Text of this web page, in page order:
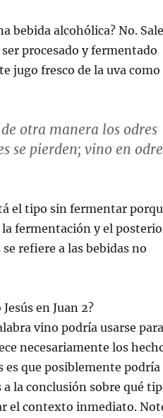
bebida alcohólica? No. Sale
procesado y fermentado
jugo fresco de la uva como
otra manera los odres
se pierden; vino en
el tipo sin fermentar
la fermentación y el
refiere a las bebidas no
en Juan 2?
vino podría usarse para
necesariamente los
es que posiblemente podría
la conclusión sobre qué
el contexto inmediato.